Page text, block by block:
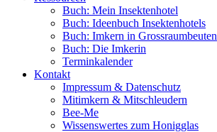
Buch: Mein Insektenhotel
Buch: Ideenbuch Insektenhotels
Buch: Imkern in Grossraumbeuten
Buch: Die Imkerin
Terminkalender
Kontakt
Impressum & Datenschutz
Mitimkern & Mitschleudern
Bee-Me
Wissenswertes zum Honigglas